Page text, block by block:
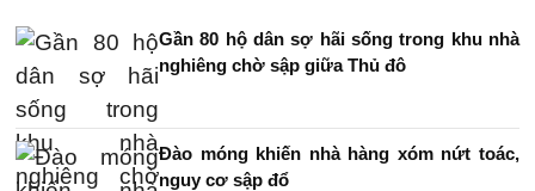
Gần 80 hộ dân sợ hãi sống trong khu nhà
nghiêng chờ sập giữa Thủ đô
Đào móng khiến nhà hàng xóm nứt toác,
nguy cơ sập đổ